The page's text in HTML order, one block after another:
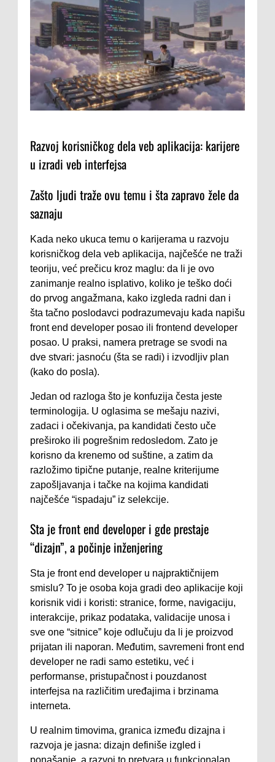
Razvoj korisničkog dela veb aplikacija: karijere
u izradi veb interfejsa
Zašto ljudi traže ovu temu i šta zapravo žele da
saznaju
Kada neko ukuca temu o karijerama u razvoju
korisničkog dela veb aplikacija, najčešće ne traži
teoriju, već prečicu kroz maglu: da li je ovo
zanimanje realno isplativo, koliko je teško doći
do prvog angažmana, kako izgleda radni dan i
šta tačno poslodavci podrazumevaju kada napišu
front end developer posao ili frontend developer
posao. U praksi, namera pretrage se svodi na
dve stvari: jasnoću (šta se radi) i izvodljiv plan
(kako do posla).
Jedan od razloga što je konfuzija česta jeste
terminologija. U oglasima se mešaju nazivi,
zadaci i očekivanja, pa kandidati često uče
preširoko ili pogrešnim redosledom. Zato je
korisno da krenemo od suštine, a zatim da
razložimo tipične putanje, realne kriterijume
zapošljavanja i tačke na kojima kandidati
najčešće “ispadaju” iz selekcije.
Sta je front end developer i gde prestaje
“dizajn”, a počinje inženjering
Sta je front end developer u najpraktičnijem
smislu? To je osoba koja gradi deo aplikacije koji
korisnik vidi i koristi: stranice, forme, navigaciju,
interakcije, prikaz podataka, validacije unosa i
sve one “sitnice” koje odlučuju da li je proizvod
prijatan ili naporan. Međutim, savremeni front end
developer ne radi samo estetiku, već i
performanse, pristupačnost i pouzdanost
interfejsa na različitim uređajima i brzinama
interneta.
U realnim timovima, granica između dizajna i
razvoja je jasna: dizajn definiše izgled i
ponašanje, a razvoj to pretvara u funkcionalan